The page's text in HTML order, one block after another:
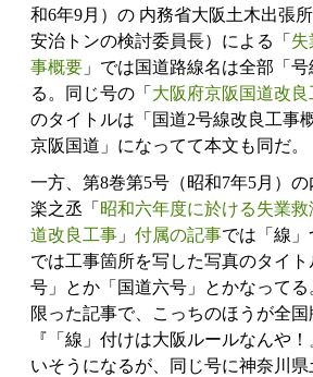
和6年9月）の 内務省大阪土木出張
安治トンの検討委員長）による「 失
事概要 」では国道路線名は全部「 号
る。同じ号の「 大阪府京阪国道改良
のタイトルは「国道2号線改良工事
京阪国道」になってて本文も同だ。
一方、第8巻第5号（昭和7年5月）
楽之丞「 昭和六年度に於ける失業
道改良工事 」 付属の記事では「線」
では工事箇所を写した写真のタイ
号」とか「国道六号」とかなって
限った記事で、こっちのほうが全国
『「線」付けは大阪ルールなんや
いそうになるが、同じ号に神奈川県